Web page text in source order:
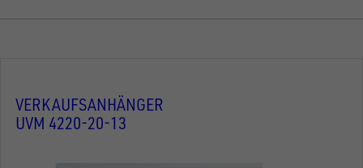
VERKAUFSANHÄNGER
UVM 4220-20-13